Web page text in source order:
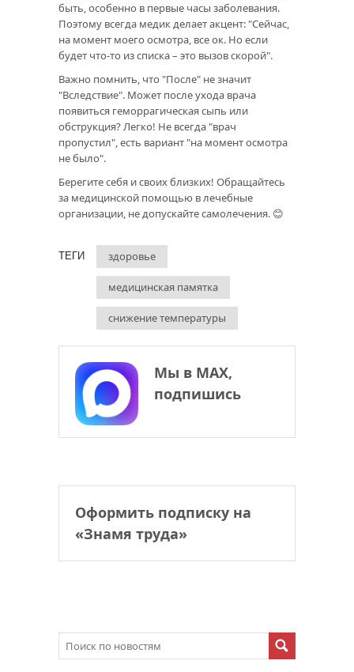
быть, особенно в первые часы заболевания.
Поэтому всегда медик делает акцент: "Сейчас,
на момент моего осмотра, все ок. Но если
будет что-то из списка – это вызов скорой".
Важно помнить, что "После" не значит
"Вследствие". Может после ухода врача
появиться геморрагическая сыпь или
обструкция? Легко! Не всегда "врач
пропустил", есть вариант "на момент осмотра
не было".
Берегите себя и своих близких! Обращайтесь
за медицинской помощью в лечебные
организации, не допускайте самолечения. 😊
ТЕГИ здоровье
медицинская памятка
снижение температуры
Мы в МАХ,
подпишись
Оформить подписку на
«Знамя труда»